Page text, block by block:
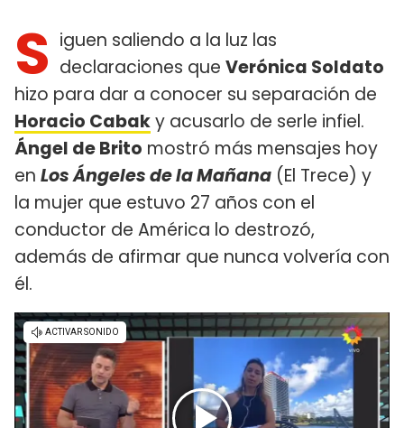
S iguen saliendo a la luz las
declaraciones que Verónica Soldato
hizo para dar a conocer su separación de
Horacio Cabaky acusarlo de serle infiel.
Ángel de Brito mostró más mensajes hoy
en Los Ángeles de la Mañana (El Trece) y
la mujer que estuvo 27 años con el
conductor de América lo destrozó,
además de afirmar que nunca volvería con
él.